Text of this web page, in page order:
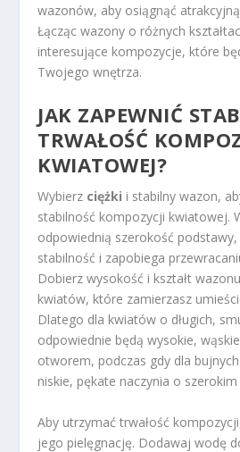
wazonów, aby osiągnąć
Łącząc wazony o różnych
interesujące kompozycje, które
Twojego wnętrza.
JAK ZAPEWNIĆ
TRWAŁOŚĆ
KWIATOWEJ?
Wybierz ciężki i stabilny wazon,
stabilność kompozycji kwiatowej.
odpowiednią szerokość
stabilność i zapobiega
Dobierz wysokość i kształt
kwiatów, które zamierzasz
Dlatego dla kwiatów o długich,
odpowiednie będą wysokie,
otworem, podczas gdy dla
niskie, pękate naczynia o
Aby utrzymać trwałość
jego pielęgnację. Dodawaj wodę